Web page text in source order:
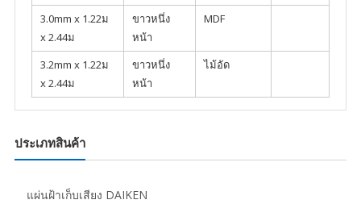
3.0mm x 1.22ม
x 2.44ม
ขาวหนึ่ง
หน้า
MDF
3.2mm x 1.22ม
x 2.44ม
ขาวหนึ่ง
หน้า
ไม้อัด
ประเภทสินค้า
แผ่นฝ้าเก็บเสียง DAIKEN